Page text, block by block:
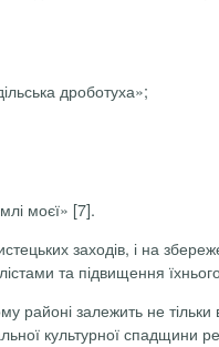
дроботуха»;
моєї» [7].
заходів, і на
та підвищення
районі за­лежить не
культурної спадщини